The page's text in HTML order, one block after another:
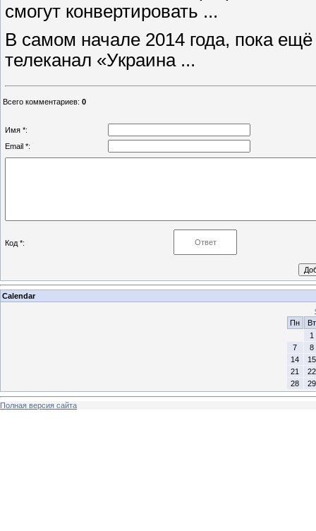
смогут конвертировать ...
В самом начале 2014 года, пока
телеканал «Украина ...
Всего комментариев: 0
Имя *:
Email *:
Код *:
Calendar
Пн
Вт
1
7
8
14
15
21
22
28
29
Полная версия сайта